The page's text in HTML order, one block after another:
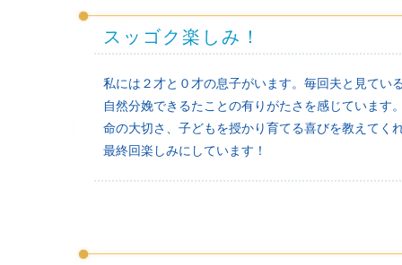
スッゴク楽しみ！
私には２才と０才の息子がいます。毎回夫と見てい
自然分娩できるたことの有りがたさを感じています
命の大切さ、子どもを授かり育てる喜びを教えてく
最終回楽しみにしています！